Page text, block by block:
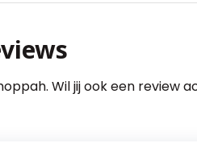
Wil jij ook een review